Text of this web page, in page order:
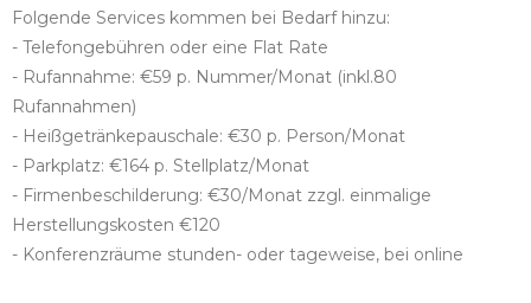
Folgende Services kommen bei Bedarf hinzu:
- Telefongebühren oder eine Flat Rate
- Rufannahme: €59 p. Nummer/Monat (inkl.80
Rufannahmen)
- Heißgetränkepauschale: €30 p. Person/Monat
- Parkplatz: €164 p. Stellplatz/Monat
- Firmenbeschilderung: €30/Monat zzgl. einmalige
Herstellungskosten €120
- Konferenzräume stunden- oder tageweise, bei online